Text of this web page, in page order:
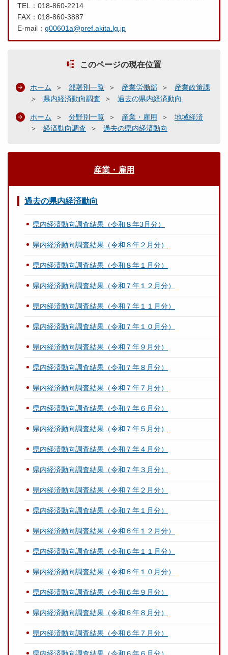
TEL：018-860-2214
FAX：018-860-3887
E-mail： g00601a@pref.akita.lg.jp
このページの現在位置
ホーム 部署別一覧 産業労働部
産業政策課
県内経済動向調査
過去の県内経済動向
ホーム 分野別一覧 産業・雇用
地域経済
経済動向調査
過去の県内経済動向
産業・雇用
過去の県内経済動向
県内経済動向調査結果（令和８年3月分）
県内経済動向調査結果（令和８年２月分）
県内経済動向調査結果（令和８年１月分）
県内経済動向調査結果（令和７年１２月分）
県内経済動向調査結果（令和７年１１月分）
県内経済動向調査結果（令和７年１０月分）
県内経済動向調査結果（令和７年９月分）
県内経済動向調査結果（令和７年８月分）
県内経済動向調査結果（令和７年７月分）
県内経済動向調査結果（令和７年６月分）
県内経済動向調査結果（令和７年５月分）
県内経済動向調査結果（令和７年４月分）
県内経済動向調査結果（令和７年３月分）
県内経済動向調査結果（令和７年２月分）
県内経済動向調査結果（令和７年１月分）
県内経済動向調査結果（令和６年１２月分）
県内経済動向調査結果（令和６年１１月分）
県内経済動向調査結果（令和６年１０月分）
県内経済動向調査結果（令和６年９月分）
県内経済動向調査結果（令和６年８月分）
県内経済動向調査結果（令和６年７月分）